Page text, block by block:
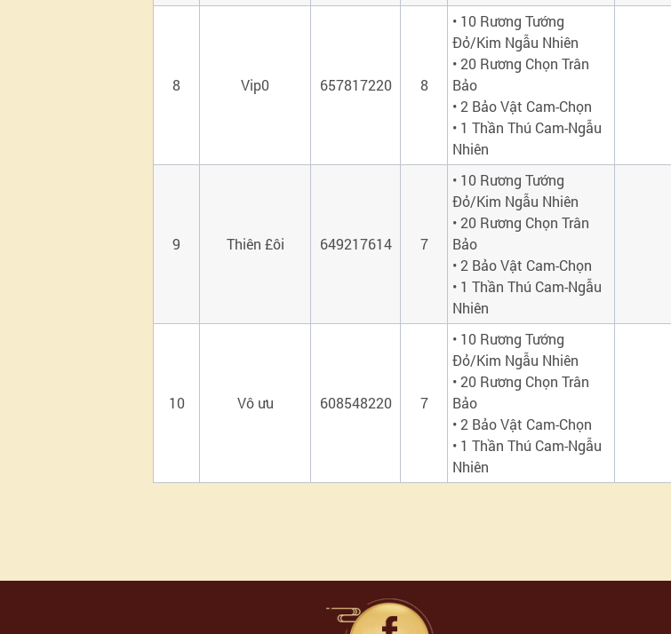
8 Vip0 657817220 8
• 10 Rương Tướng
Đỏ/Kim Ngẫu Nhiên
• 20 Rương Chọn Trân
Bảo
• 2 Bảo Vật Cam-Chọn
• 1 Thần Thú Cam-Ngẫu
Nhiên
9 Thiên £ôi 649217614 7
• 10 Rương Tướng
Đỏ/Kim Ngẫu Nhiên
• 20 Rương Chọn Trân
Bảo
• 2 Bảo Vật Cam-Chọn
• 1 Thần Thú Cam-Ngẫu
Nhiên
10 Vô ưu 608548220 7
• 10 Rương Tướng
Đỏ/Kim Ngẫu Nhiên
• 20 Rương Chọn Trân
Bảo
• 2 Bảo Vật Cam-Chọn
• 1 Thần Thú Cam-Ngẫu
Nhiên